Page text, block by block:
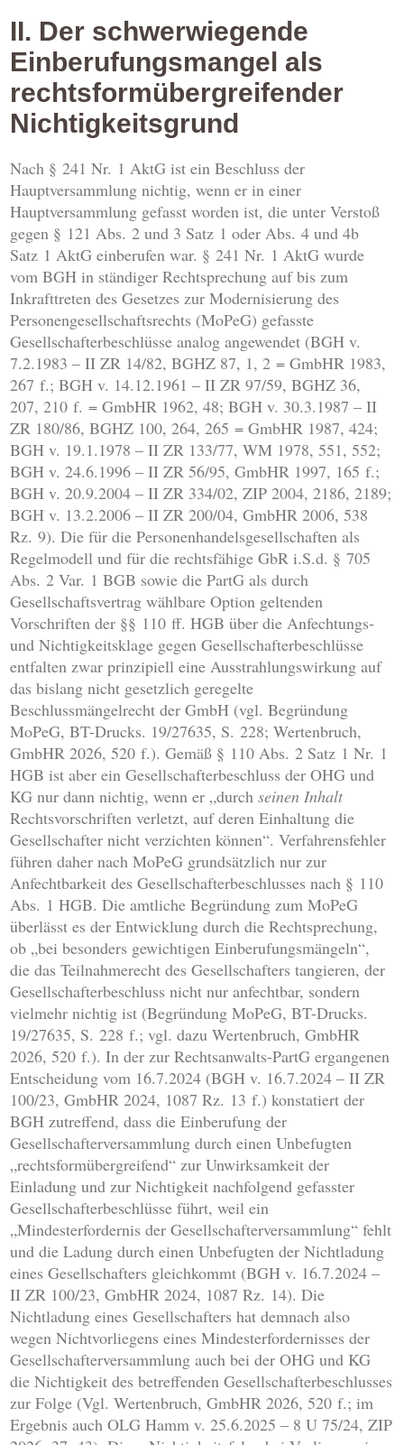
II. Der schwerwiegende
Einberufungsmangel als
rechtsformübergreifender
Nichtigkeitsgrund
Nach § 241 Nr. 1 AktG ist ein Beschluss der
Hauptversammlung nichtig, wenn er in einer
Hauptversammlung gefasst worden ist, die unter Verstoß
gegen § 121 Abs. 2 und 3 Satz 1 oder Abs. 4 und 4b
Satz 1 AktG einberufen war. § 241 Nr. 1 AktG wurde
vom BGH in ständiger Rechtsprechung auf bis zum
Inkrafttreten des Gesetzes zur Modernisierung des
Personengesellschaftsrechts (MoPeG) gefasste
Gesellschafterbeschlüsse analog angewendet (BGH v.
7.2.1983 – II ZR 14/82, BGHZ 87, 1, 2 = GmbHR 1983,
267 f.; BGH v. 14.12.1961 – II ZR 97/59, BGHZ 36,
207, 210 f. = GmbHR 1962, 48; BGH v. 30.3.1987 – II
ZR 180/86, BGHZ 100, 264, 265 = GmbHR 1987, 424;
BGH v. 19.1.1978 – II ZR 133/77, WM 1978, 551, 552;
BGH v. 24.6.1996 – II ZR 56/95, GmbHR 1997, 165 f.;
BGH v. 20.9.2004 – II ZR 334/02, ZIP 2004, 2186, 2189;
BGH v. 13.2.2006 – II ZR 200/04, GmbHR 2006, 538
Rz. 9). Die für die Personenhandelsgesellschaften als
Regelmodell und für die rechtsfähige GbR i.S.d. § 705
Abs. 2 Var. 1 BGB sowie die PartG als durch
Gesellschaftsvertrag wählbare Option geltenden
Vorschriften der §§ 110 ff. HGB über die Anfechtungs-
und Nichtigkeitsklage gegen Gesellschafterbeschlüsse
entfalten zwar prinzipiell eine Ausstrahlungswirkung auf
das bislang nicht gesetzlich geregelte
Beschlussmängelrecht der GmbH (vgl. Begründung
MoPeG, BT-Drucks. 19/27635, S. 228; Wertenbruch,
GmbHR 2026, 520 f.). Gemäß § 110 Abs. 2 Satz 1 Nr. 1
HGB ist aber ein Gesellschafterbeschluss der OHG und
KG nur dann nichtig, wenn er „durchseinen Inhalt
Rechtsvorschriften verletzt, auf deren Einhaltung die
Gesellschafter nicht verzichten können“. Verfahrensfehler
führen daher nach MoPeG grundsätzlich nur zur
Anfechtbarkeit des Gesellschafterbeschlusses nach § 110
Abs. 1 HGB. Die amtliche Begründung zum MoPeG
überlässt es der Entwicklung durch die Rechtsprechung,
ob „bei besonders gewichtigen Einberufungsmängeln“,
die das Teilnahmerecht des Gesellschafters tangieren, der
Gesellschafterbeschluss nicht nur anfechtbar, sondern
vielmehr nichtig ist (Begründung MoPeG, BT-Drucks.
19/27635, S. 228 f.; vgl. dazu Wertenbruch, GmbHR
2026, 520 f.). In der zur Rechtsanwalts-PartG ergangenen
Entscheidung vom 16.7.2024 (BGH v. 16.7.2024 – II ZR
100/23, GmbHR 2024, 1087 Rz. 13 f.) konstatiert der
BGH zutreffend, dass die Einberufung der
Gesellschafterversammlung durch einen Unbefugten
„rechtsformübergreifend“ zur Unwirksamkeit der
Einladung und zur Nichtigkeit nachfolgend gefasster
Gesellschafterbeschlüsse führt, weil ein
„Mindesterfordernis der Gesellschafterversammlung“ fehlt
und die Ladung durch einen Unbefugten der Nichtladung
eines Gesellschafters gleichkommt (BGH v. 16.7.2024 –
II ZR 100/23, GmbHR 2024, 1087 Rz. 14). Die
Nichtladung eines Gesellschafters hat demnach also
wegen Nichtvorliegens eines Mindesterfordernisses der
Gesellschafterversammlung auch bei der OHG und KG
die Nichtigkeit des betreffenden Gesellschafterbeschlusses
zur Folge (Vgl. Wertenbruch, GmbHR 2026, 520 f.; im
Ergebnis auch OLG Hamm v. 25.6.2025 – 8 U 75/24, ZIP